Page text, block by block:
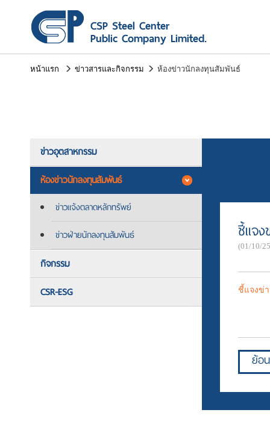
หน้าแรก ข่าวสารและกิจกรรม ห้องข่าวนักลงทุนสัมพันธ์
ข่าวอุตสาหกรรม
ห้องข่าวนักลงทุนสัมพันธ์
ข่าวแจ้งตลาดหลักทรัพย์
ข่าวฝ่ายนักลงทุนสัมพันธ์
กิจกรรม
CSR-ESG
ชี้แจง
(01/10/
ชี้แจงข่
ย้อ